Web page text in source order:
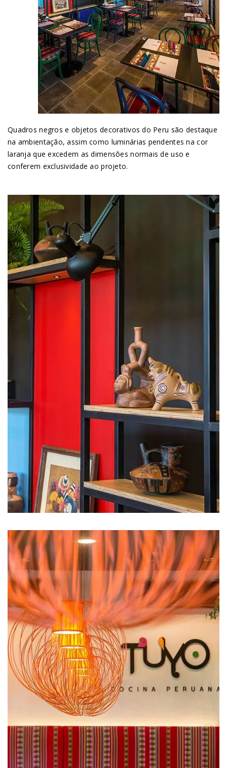
Quadros negros e objetos decorativos do Peru são destaque
na ambientação, assim como luminárias pendentes na cor
laranja que excedem as dimensões normais de uso e
conferem exclusividade ao projeto.